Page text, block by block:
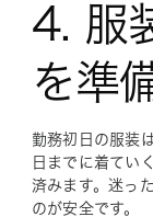
4. 服
を準
勤務初日の服装
日までに着てい
済みます。迷っ
のが安全です。